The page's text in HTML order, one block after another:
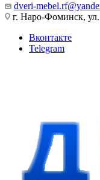
dveri-
г. Наро-Фоминск,
Вконтакте
Telegram